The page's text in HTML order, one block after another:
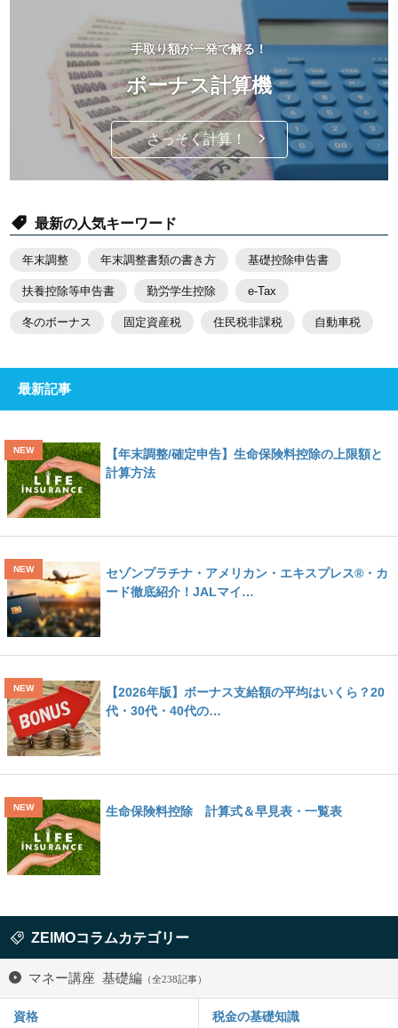
手取り額が一発で解る！
ボーナス計算機
さっそく計算！
最新の人気キーワード
年末調整 年末調整書類の書き方 基礎控除申告書
扶養控除等申告書 勤労学生控除 e-Tax
冬のボーナス 固定資産税 住民税非課税 自動車税
最新記事
【年末調整/確定申告】生命保険料控除の上限額と
計算方法
セゾンプラチナ・アメリカン・エキスプレス®・カ
ード徹底紹介！JALマイ…
【2026年版】ボーナス支給額の平均はいくら？20
代・30代・40代の…
生命保険料控除 計算式＆早見表・一覧表
ZEIMOコラムカテゴリー
マネー講座 基礎編 （全238記事）
資格 税金の基礎知識